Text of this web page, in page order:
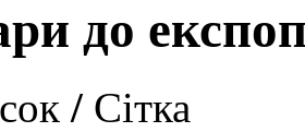
до
/ Сітка